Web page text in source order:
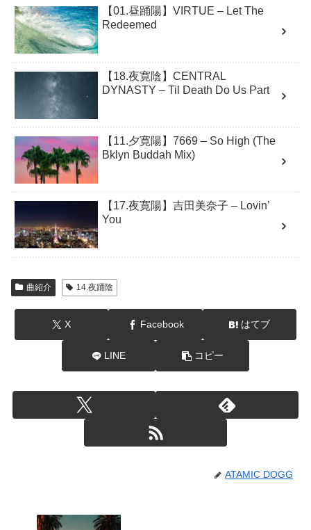
【01.昼踊陽】VIRTUE – Let The
Redeemed
【18.夜寛陰】CENTRAL
DYNASTY – Til Death Do Us Part
【11.夕寛陽】7669 – So High (The
Bklyn Buddah Mix)
【17.夜寛陽】吉田美奈子 – Lovin’
You
曲紹介 14.夜踊陰
X Facebook はてブ
LINE コピー
ATAMIC DOGG